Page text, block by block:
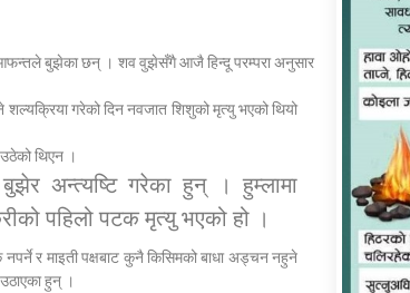
कार्यक्रम कार्यान्वयन एकाई जुम्लाको सुचना
आफन्तले बुझेका छन् । शव वुझेसँगै आजै हिन्दू परम्परा अनुसार
शल्यक्रिया गरेको दिन नवजात शिशुको मृत्यु भएको थियो
थिएन ।
अन्त्यष्टि गरेका हुन् । हुम्लामा
पहिलो पटक मृत्यु भएको हो ।
र माइती पक्षबाट कुनै किसिमको बाधा अड्चन नहुने
हुन् ।